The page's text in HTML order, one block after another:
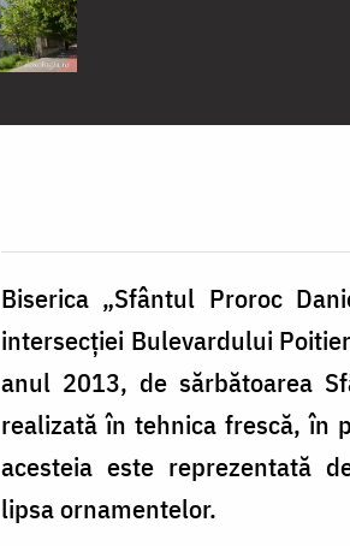
Biserica „Sfântul Proroc
intersecției Bulevardului
anul 2013, de sărbătoarea
realizată în tehnica frescă, în
acesteia este reprezentată
lipsa ornamentelor.